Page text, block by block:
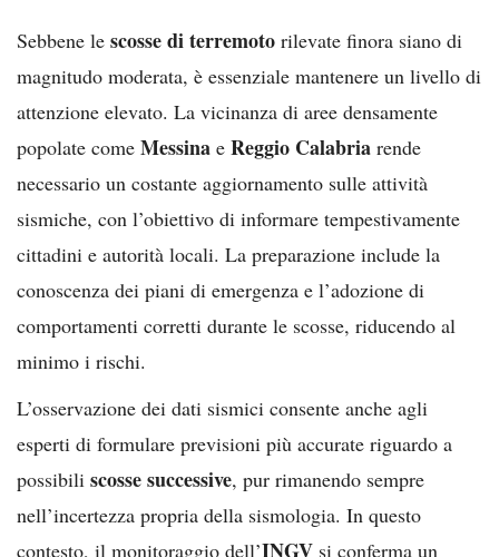
Sebbene le scosse di terremoto rilevate finora siano di
magnitudo moderata, è essenziale mantenere un livello di
attenzione elevato. La vicinanza di aree densamente
popolate come Messina e Reggio Calabria rende
necessario un costante aggiornamento sulle attività
sismiche, con l’obiettivo di informare tempestivamente
cittadini e autorità locali. La preparazione include la
conoscenza dei piani di emergenza e l’adozione di
comportamenti corretti durante le scosse, riducendo al
minimo i rischi.
L’osservazione dei dati sismici consente anche agli
esperti di formulare previsioni più accurate riguardo a
possibili scosse successive, pur rimanendo sempre
nell’incertezza propria della sismologia. In questo
contesto, il monitoraggio dell’INGV si conferma un